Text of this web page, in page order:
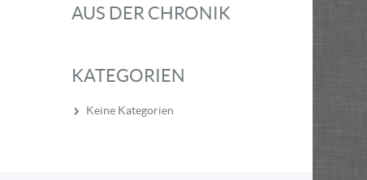
AUS DER CHRONIK
KATEGORIEN
Keine Kategorien